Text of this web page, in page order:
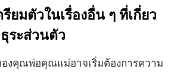
รียมตัวในเรื่องอื่น ๆ ที่เกี่ยว
ระส่วนตัว
องคุณพ่อคุณแม่อาจเริ่มต้องการความ